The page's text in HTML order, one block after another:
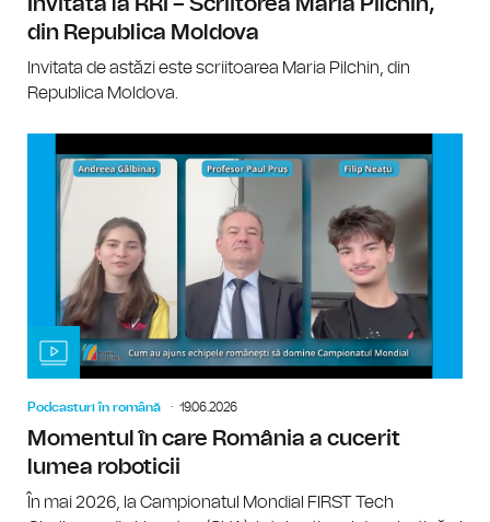
Invitată la RRI – Scriitorea Maria Pilchin,
din Republica Moldova
Invitata de astăzi este scriitoarea Maria Pilchin, din
Republica Moldova.
Podcasturi în română 19.06.2026
Momentul în care România a cucerit
lumea roboticii
În mai 2026, la Campionatul Mondial FIRST Tech